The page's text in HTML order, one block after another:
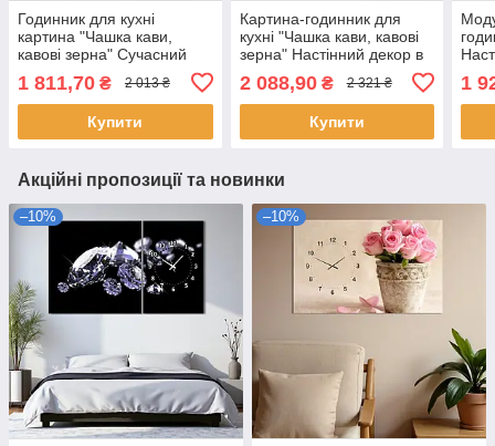
Годинник для кухні
картина "Чашка кави,
кавові зерна" Сучасний
настінний декор Друк на
полотні 90х60 см з 3х
частин
1 811,70 ₴ 2 013 ₴
Купити
Картина-годинник для
кухні "Чашка кави, кавові
зерна" Настінний декор в
90х60 см з 3х частин
2 088,90₴ 2 321 ₴
Купити
з 2х
1
Акційні пропозиції та новинки
–10% –10%